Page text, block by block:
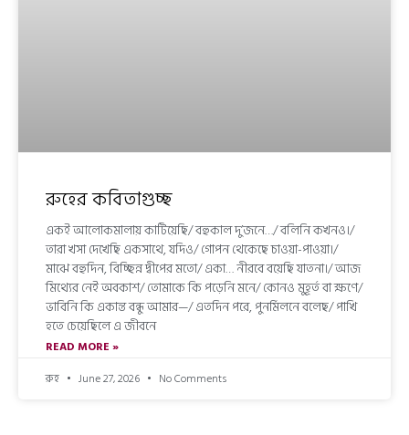
রুহের কবিতাগুচ্ছ
একই আলোকমালায় কাটিয়েছি/ বহুকাল দু’জনে…/ বলিনি কখনও।/
তারা খসা দেখেছি একসাথে, যদিও/ গোপন থেকেছে চাওয়া-পাওয়া।/
মাঝে বহুদিন, বিচ্ছিন্ন দ্বীপের মতো/ একা… নীরবে বয়েছি যাতনা।/ আজ
মিথ্যের নেই অবকাশ/ তোমাকে কি পড়েনি মনে/ কোনও মুহূর্ত বা ক্ষণে/
ভাবিনি কি একান্ত বন্ধু আমার—/ এতদিন পরে, পুনর্মিলনে বলেছ/ পাখি
হতে চেয়েছিলে এ জীবনে
READ MORE »
রুহ
June 27, 2026 No Comments